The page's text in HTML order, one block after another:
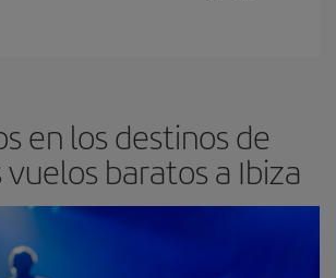
en los destinos de
baratos a Ibiza